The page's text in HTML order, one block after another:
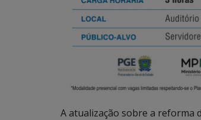
A atualização sobre a reforma